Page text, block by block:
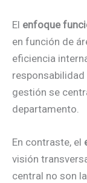
El enfoque
en función de
eficiencia
gestión se
departamento.
En contraste, el
visión
central no son